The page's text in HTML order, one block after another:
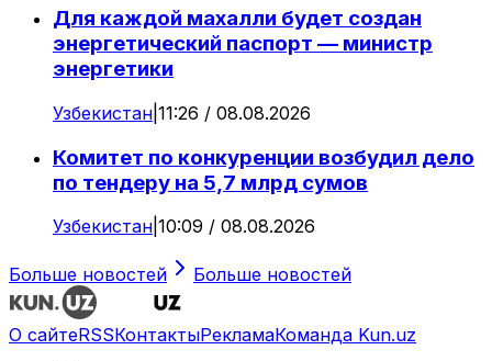
Для каждой махалли будет создан
энергетический паспорт — министр
энергетики
Узбекистан 11:26 / 08.08.2026
Комитет по конкуренции возбудил дело
по тендеру на 5,7 млрд сумов
Узбекистан 10:09 / 08.08.2026
Больше новостей Больше новостей
О сайтеRSSКонтактыРекламаКоманда Kun.uz